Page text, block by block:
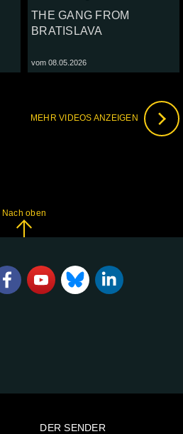
THE GANG FROM
BRATISLAVA
vom 08.05.2026
MEHR VIDEOS ANZEIGEN
Nach oben
DER SENDER